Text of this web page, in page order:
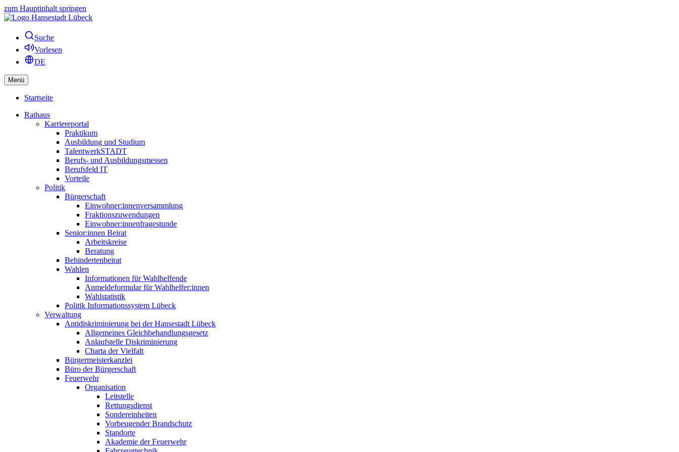
zum Hauptinhalt springen
Suche
Vorlesen
DE
Menü
Startseite
Rathaus
Karriereportal
Praktikum
Ausbildung und Studium
TalentwerkSTADT
Berufs- und Ausbildungsmessen
Berufsfeld IT
Vorteile
Politik
Bürgerschaft
Einwohner:innenversammlung
Fraktionszuwendungen
Einwohner:innenfragestunde
Senior:innen Beirat
Arbeitskreise
Beratung
Behindertenbeirat
Wahlen
Informationen für Wahlhelfende
Anmeldeformular für Wahlhelfer:innen
Wahlstatistik
Politik Informationssystem Lübeck
Verwaltung
Antidiskriminierung bei der Hansestadt Lübeck
Allgemeines Gleichbehandlungsgesetz
Anlaufstelle Diskriminierung
Charta der Vielfalt
Bürgermeisterkanzlei
Büro der Bürgerschaft
Feuerwehr
Organisation
Leitstelle
Rettungsdienst
Sondereinheiten
Vorbeugender Brandschutz
Standorte
Akademie der Feuerwehr